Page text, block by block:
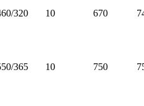
320 10 670
365 10 750